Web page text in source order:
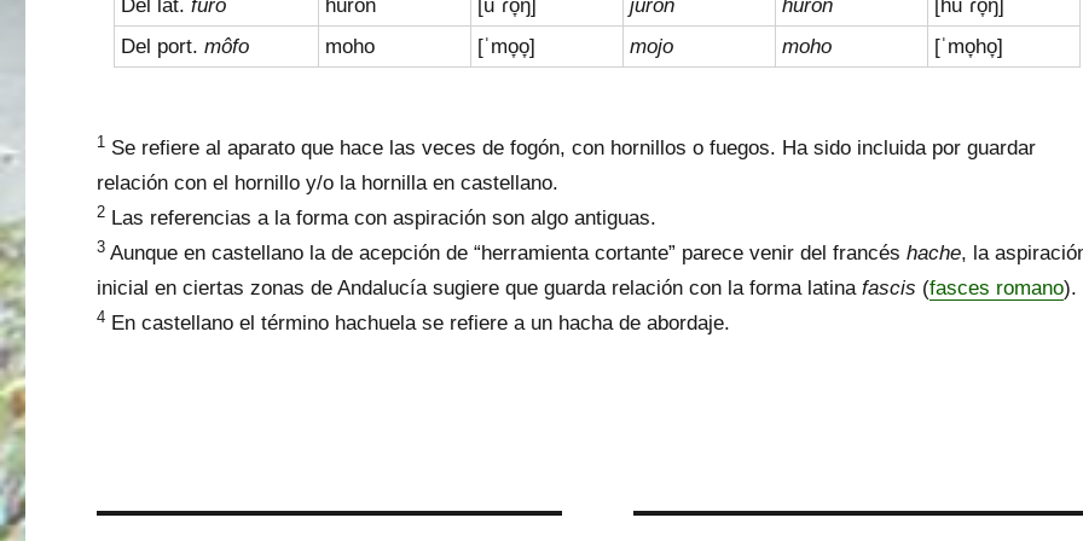
Del lat.furo hurón [uˈɾo̞ŋ] jurón hurón
[huˈɾo̞ŋ]
Del port.môfo moho [ˈmo̞o̞] mojo moho [ˈmo̞ho̞]
1 Se refiere al aparato que hace las veces de fogón, con hornillos o fuegos. Ha sido incluida por guardar
relación con el hornillo y/o la hornilla en castellano.
2 Las referencias a la forma con aspiración son algo antiguas.
3 Aunque en castellano la de acepción de “herramienta cortante” parece venir del francéshache, la
inicial en ciertas zonas de Andalucía sugiere que guarda relación con la forma latinafascis (fasces romano).
4 En castellano el término hachuela se refiere a un hacha de abordaje.